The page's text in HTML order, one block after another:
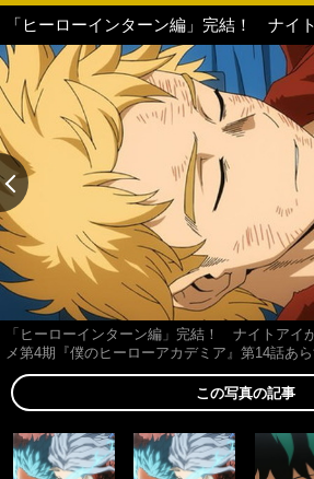
「ヒーローインターン編」完結！ ナイトア
メ第4期『僕のヒーローアカデミア』第14話あ
この写真の記事